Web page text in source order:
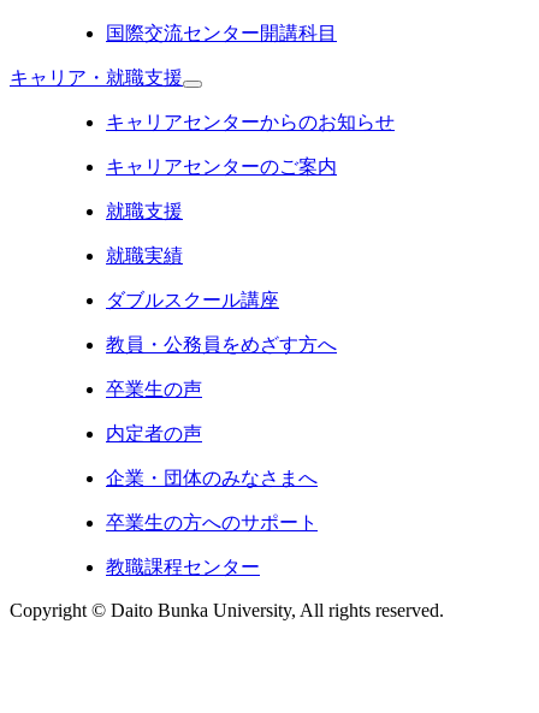
国際交流センター開講科目
キャリア・就職支援
キャリアセンターからのお知らせ
キャリアセンターのご案内
就職支援
就職実績
ダブルスクール講座
教員・公務員をめざす方へ
卒業生の声
内定者の声
企業・団体のみなさまへ
卒業生の方へのサポート
教職課程センター
Copyright © Daito Bunka University, All rights reserved.